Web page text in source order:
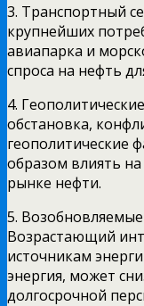
3. Транспортный
крупнейших
авиапарка и
спроса на нефть
4.
обстановка,
геополитические
образом влиять
рынке нефти.
5.
Возрастающий
источникам
энергия, может
долгосрочной